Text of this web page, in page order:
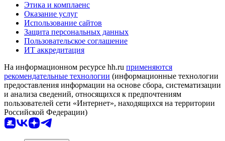
Этика и комплаенс
Оказание услуг
Использование сайтов
Защита персональных данных
Пользовательское соглашение
ИТ аккредитация
На информационном ресурсе hh.ru применяются
рекомендательные технологии (информационные технологии
предоставления информации на основе сбора, систематизации
и анализа сведений, относящихся к предпочтениям
пользователей сети «Интернет», находящихся на территории
Российской Федерации)